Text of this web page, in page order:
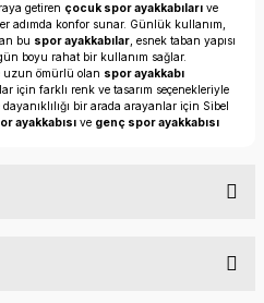
getiren çocuk spor ayakkabıları ve
adımda konfor sunar. Günlük kullanım,
bu spor ayakkabılar , esnek taban yapısı
boyu rahat bir kullanım sağlar.
uzun ömürlü olan spor ayakkabı
için farklı renk ve tasarım seçenekleriyle
bir arada arayanlar için Sibel
ayakkabısı ve genç spor ayakkabısı